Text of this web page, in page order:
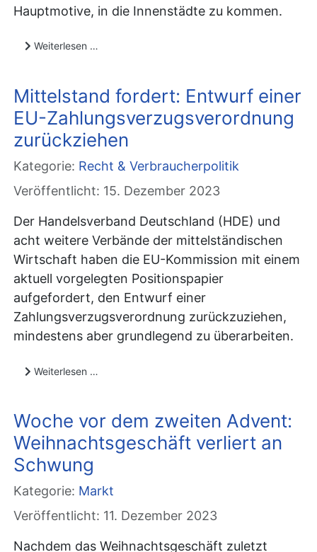
Hauptmotive, in die Innenstädte zu kommen.
Weiterlesen …
Mittelstand fordert: Entwurf einer
EU-Zahlungsverzugsverordnung
zurückziehen
Kategorie: Recht & Verbraucherpolitik
Veröffentlicht: 15. Dezember 2023
Der Handelsverband Deutschland (HDE) und
acht weitere Verbände der mittelständischen
Wirtschaft haben die EU-Kommission mit einem
aktuell vorgelegten Positionspapier
aufgefordert, den Entwurf einer
Zahlungsverzugsverordnung zurückzuziehen,
mindestens aber grundlegend zu überarbeiten.
Weiterlesen …
Woche vor dem zweiten Advent:
Weihnachtsgeschäft verliert an
Schwung
Kategorie: Markt
Veröffentlicht: 11. Dezember 2023
Nachdem das Weihnachtsgeschäft zuletzt